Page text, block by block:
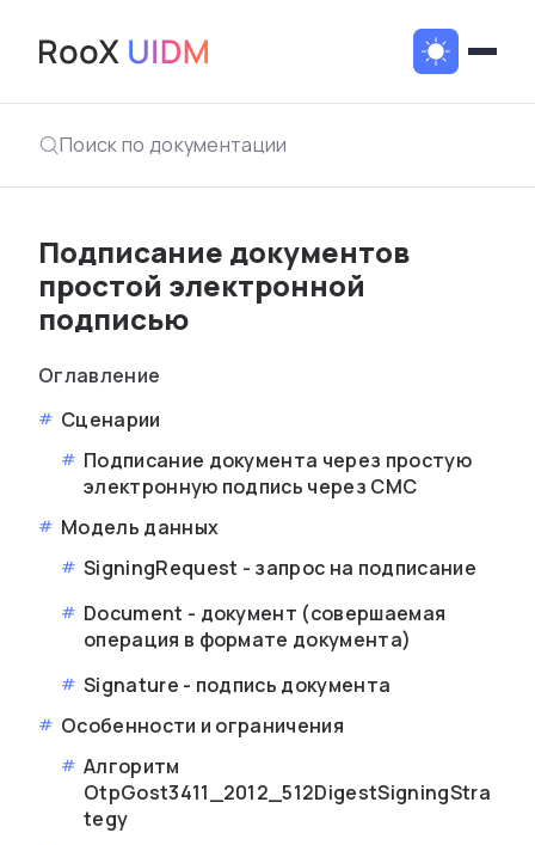
Поиск по документации
Подписание документов
простой электронной
подписью
Оглавление
Сценарии
Подписание документа через простую
электронную подпись через СМС
Модель данных
SigningRequest - запрос на подписание
Document - документ (совершаемая
операция в формате документа)
Signature - подпись документа
Особенности и ограничения
Алгоритм
OtpGost3411_2012_512DigestSigningStra
tegy